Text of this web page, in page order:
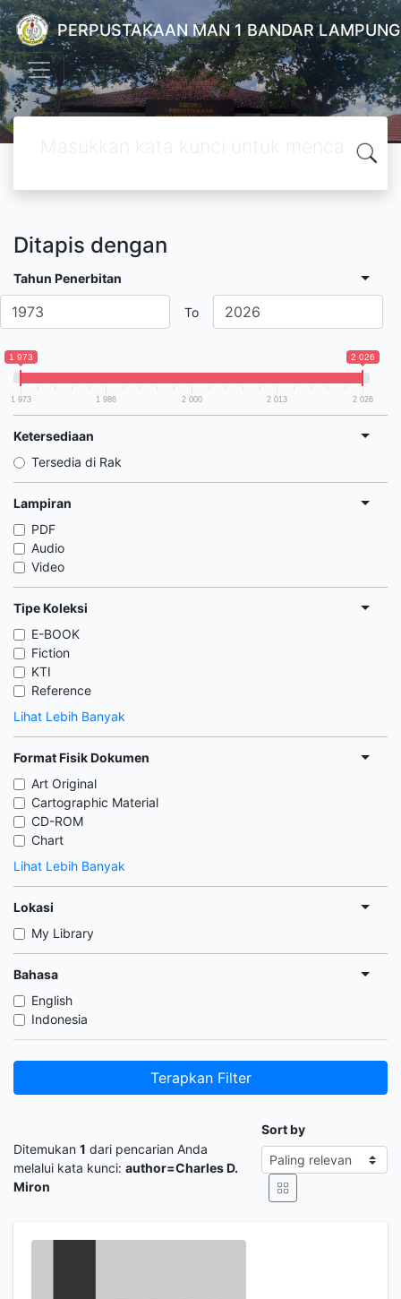
PERPUSTAKAAN MAN 1 BANDAR LAMPUNG
Ditapis dengan
Tahun Penerbitan
To
1 973 2 026
1 973 1 986 2 000 2 013 2 026
Ketersediaan
Tersedia di Rak
Lampiran
PDF
Audio
Video
Tipe Koleksi
E-BOOK
Fiction
KTI
Reference
Lihat Lebih Banyak
Format Fisik Dokumen
Art Original
Cartographic Material
CD-ROM
Chart
Lihat Lebih Banyak
Lokasi
My Library
Bahasa
English
Indonesia
Terapkan Filter
Ditemukan 1 dari pencarian Anda
melalui kata kunci: author=Charles D.
Miron
Sort by